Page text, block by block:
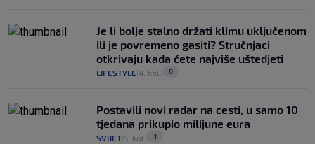
Je li bolje stalno držati klimu uključenom
ili je povremeno gasiti? Stručnjaci
otkrivaju kada ćete najviše uštedjeti
LIFESTYLE 4. kol. 0
Postavili novi radar na cesti, u samo 10
tjedana prikupio milijune eura
SVIJET 5. kol. 1